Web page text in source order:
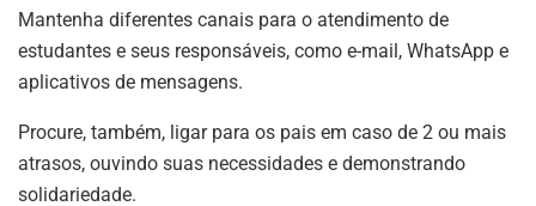
Mantenha diferentes canais para o atendimento de
estudantes e seus responsáveis, como e-mail, WhatsApp e
aplicativos de mensagens.
Procure, também, ligar para os pais em caso de 2 ou mais
atrasos, ouvindo suas necessidades e demonstrando
solidariedade.